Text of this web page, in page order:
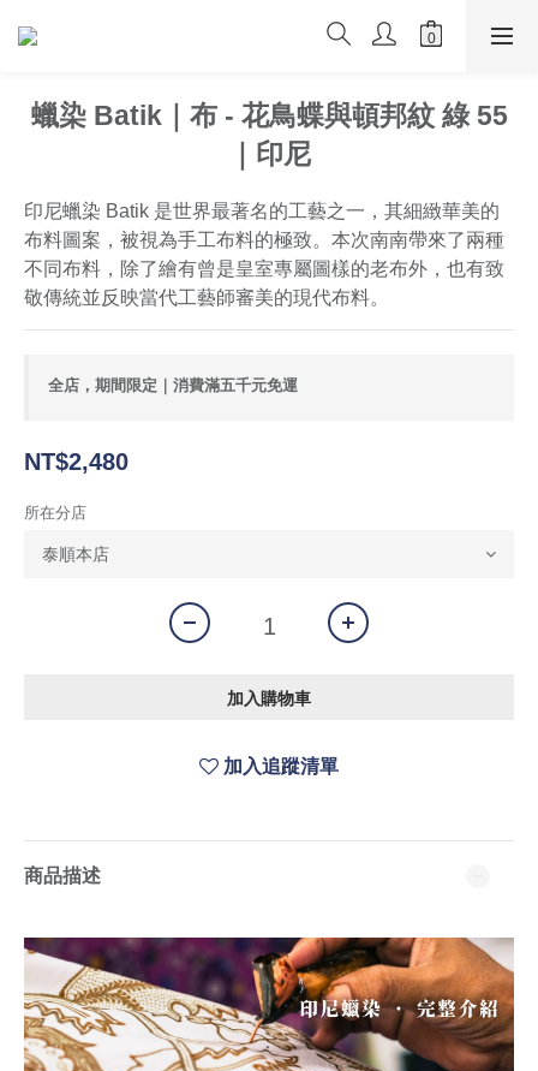
蠟染 Batik｜布 - 花鳥蝶與頓邦紋 綠 55
｜印尼
印尼蠟染 Batik 是世界最著名的工藝之一，其細緻華美的
布料圖案，被視為手工布料的極致。本次南南帶來了兩種
不同布料，除了繪有曾是皇室專屬圖樣的老布外，也有致
敬傳統並反映當代工藝師審美的現代布料。
全店，期間限定｜消費滿五千元免運
NT$2,480
所在分店
加入購物車
加入追蹤清單
商品描述